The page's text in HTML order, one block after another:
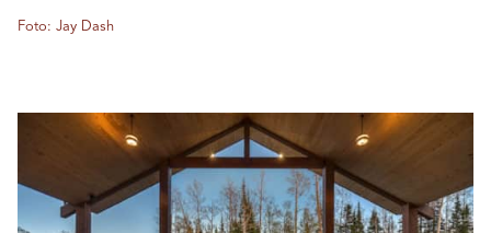
Foto: Jay Dash